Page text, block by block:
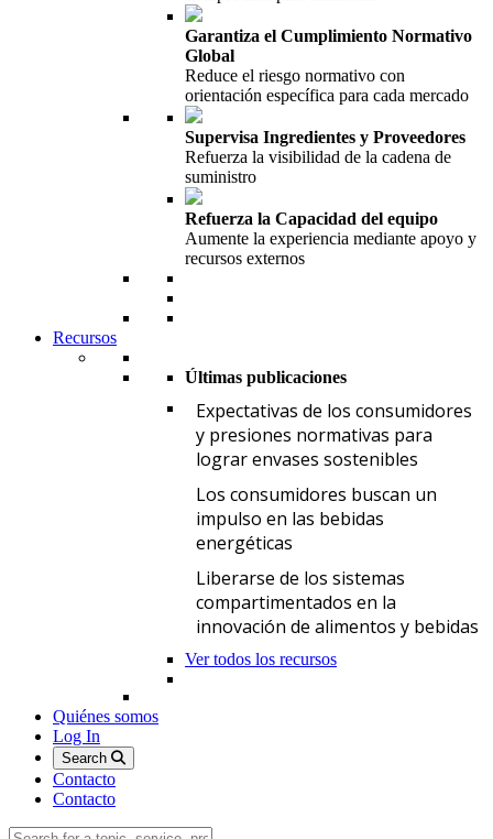
Garantiza el Cumplimiento Normativo
Global
Reduce el riesgo normativo con
orientación específica para cada mercado
Supervisa Ingredientes y Proveedores
Refuerza la visibilidad de la cadena de
suministro
Refuerza la Capacidad del equipo
Aumente la experiencia mediante apoyo y
recursos externos
Recursos
Últimas publicaciones
Expectativas de los consumidores
y presiones normativas para
lograr envases sostenibles
Los consumidores buscan un
impulso en las bebidas
energéticas
Liberarse de los sistemas
compartimentados en la
innovación de alimentos y bebidas
Ver todos los recursos
Quiénes somos
Log In
Search
Contacto
Contacto